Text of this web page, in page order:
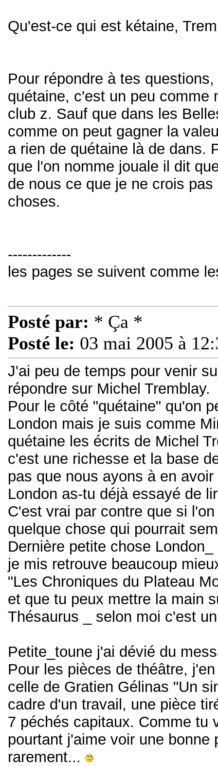
Qu'est-ce qui est kétaine,
Pour répondre à tes
quétaine, c'est un peu comme
club z. Sauf que dans les
comme on peut gagner la
a rien de quétaine là de dans.
que l'on nomme jouale il dit
de nous ce que je ne crois
choses.
-------------
les pages se suivent comme
Posté par: * Ça *
Posté le: 03 mai 2005 à
J'ai peu de temps pour venir
répondre sur Michel Tremblay.
Pour le côté "quétaine" qu'on
London mais je suis comme
quétaine les écrits de Michel
c'est une richesse et la base
pas que nous ayons à en avoir
London as-tu déjà essayé de
C'est vrai par contre que si
quelque chose qui pourrait
Dernière petite chose
je mis retrouve beaucoup
"Les Chroniques du Plateau
et que tu peux mettre la main
Thésaurus _ selon moi c'est
Petite_toune j'ai dévié du
Pour les pièces de théâtre,
celle de Gratien Gélinas "Un
cadre d'un travail, une pièce
7 péchés capitaux. Comme tu
pourtant j'aime voir une
rarement...